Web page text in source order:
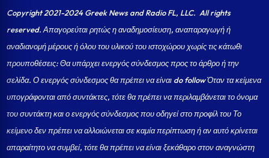
Copyright 2021-2024 Greek News and Radio FL, LLC. All rights
reserved. Απαγορεύται ρητώς η αναδημοσίευση, αναπαραγωγή ή
αναδιανομή μέρους ή όλου του υλικού του ιστοχώρου χωρίς τις κάτωθι
προυποθέσεις: Θα υπάρχει ενεργός σύνδεσμος προς το άρθρο ή την
σελίδα.Ο ενεργός σύνδεσμος θα πρέπει να είναι do follow Όταν τα κείμενα
υπογράφονται από συντάκτες, τότε θα πρέπει να περιλαμβάνεται το όνομα
του συντάκτη και ο ενεργός σύνδεσμος που οδηγεί στο προφίλ του Το
κείμενο δεν πρέπει να αλλοιώνεται σε καμία περίπτωση ή αν αυτό κρίνεται
απαραίτητο να συμβεί, τότε θα πρέπει να είναι ξεκάθαρο στον αναγνώστη